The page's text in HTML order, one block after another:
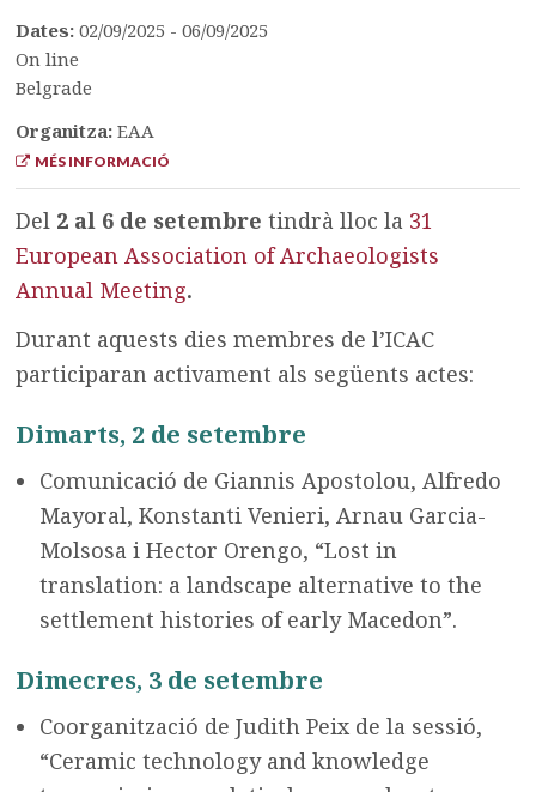
Dates:02/09/2025 - 06/09/2025
On line
Belgrade
Organitza:EAA
MÉS INFORMACIÓ
Del 2 al 6 de setembre tindrà lloc la 31
European Association of Archaeologists
Annual Meeting.
Durant aquests dies membres de l’ICAC
participaran activament als següents actes:
Dimarts, 2 de setembre
Comunicació de Giannis Apostolou, Alfredo
Mayoral, Konstanti Venieri, Arnau Garcia-
Molsosa i Hector Orengo, “Lost in
translation: a landscape alternative to the
settlement histories of early Macedon”.
Dimecres, 3 de setembre
Coorganització de Judith Peix de la sessió,
“Ceramic technology and knowledge